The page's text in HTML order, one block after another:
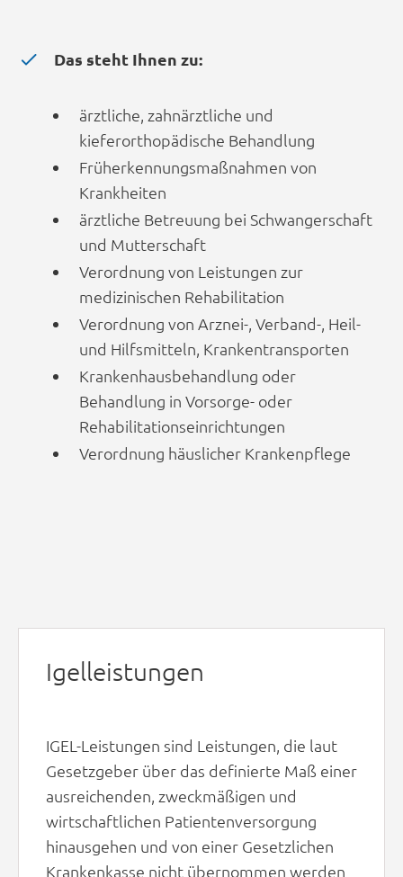
Das steht Ihnen zu:
ärztliche, zahnärztliche und
kieferorthopädische Behandlung
Früherkennungsmaßnahmen von
Krankheiten
ärztliche Betreuung bei Schwangerschaft
und Mutterschaft
Verordnung von Leistungen zur
medizinischen Rehabilitation
Verordnung von Arznei-, Verband-, Heil-
und Hilfsmitteln, Krankentransporten
Krankenhausbehandlung oder
Behandlung in Vorsorge- oder
Rehabilitationseinrichtungen
Verordnung häuslicher Krankenpflege
Igelleistungen
IGEL-Leistungen sind Leistungen, die laut
Gesetzgeber über das definierte Maß einer
ausreichenden, zweckmäßigen und
wirtschaftlichen Patientenversorgung
hinausgehen und von einer Gesetzlichen
Krankenkasse nicht übernommen werden